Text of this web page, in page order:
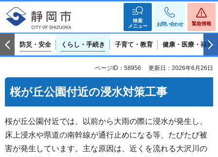
検索
メニュー
お問い合わせ 緊急情報
防災・安全 くらし・手続き 子育て・教育 健康・医療・福祉
ページID：58956 更新日：2026年6月26日
桜が丘公園付近の浸水対策工事
桜が丘公園付近では、以前から大雨の際に浸水が発生し、
床上浸水や県道の南幹線が通行止めになる等、たびたび被
害が発生しています。主な原因は、近くを流れる大沢川の